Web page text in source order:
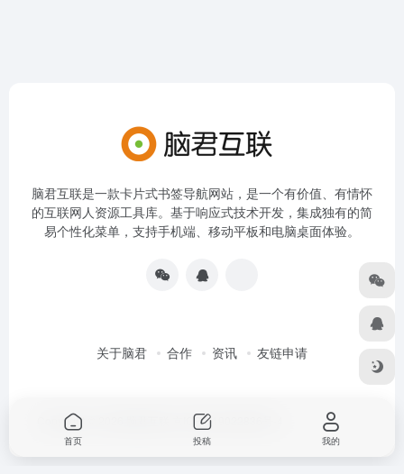
脑君互联是一款卡片式书签导航网站，是一个有价值、有情怀
的互联网人资源工具库。基于响应式技术开发，集成独有的简
易个性化菜单，支持手机端、移动平板和电脑桌面体验。
关于脑君 合作 资讯 友链申请
Copyright © 2026 京ICP备19022836号-4
首页 投稿 我的